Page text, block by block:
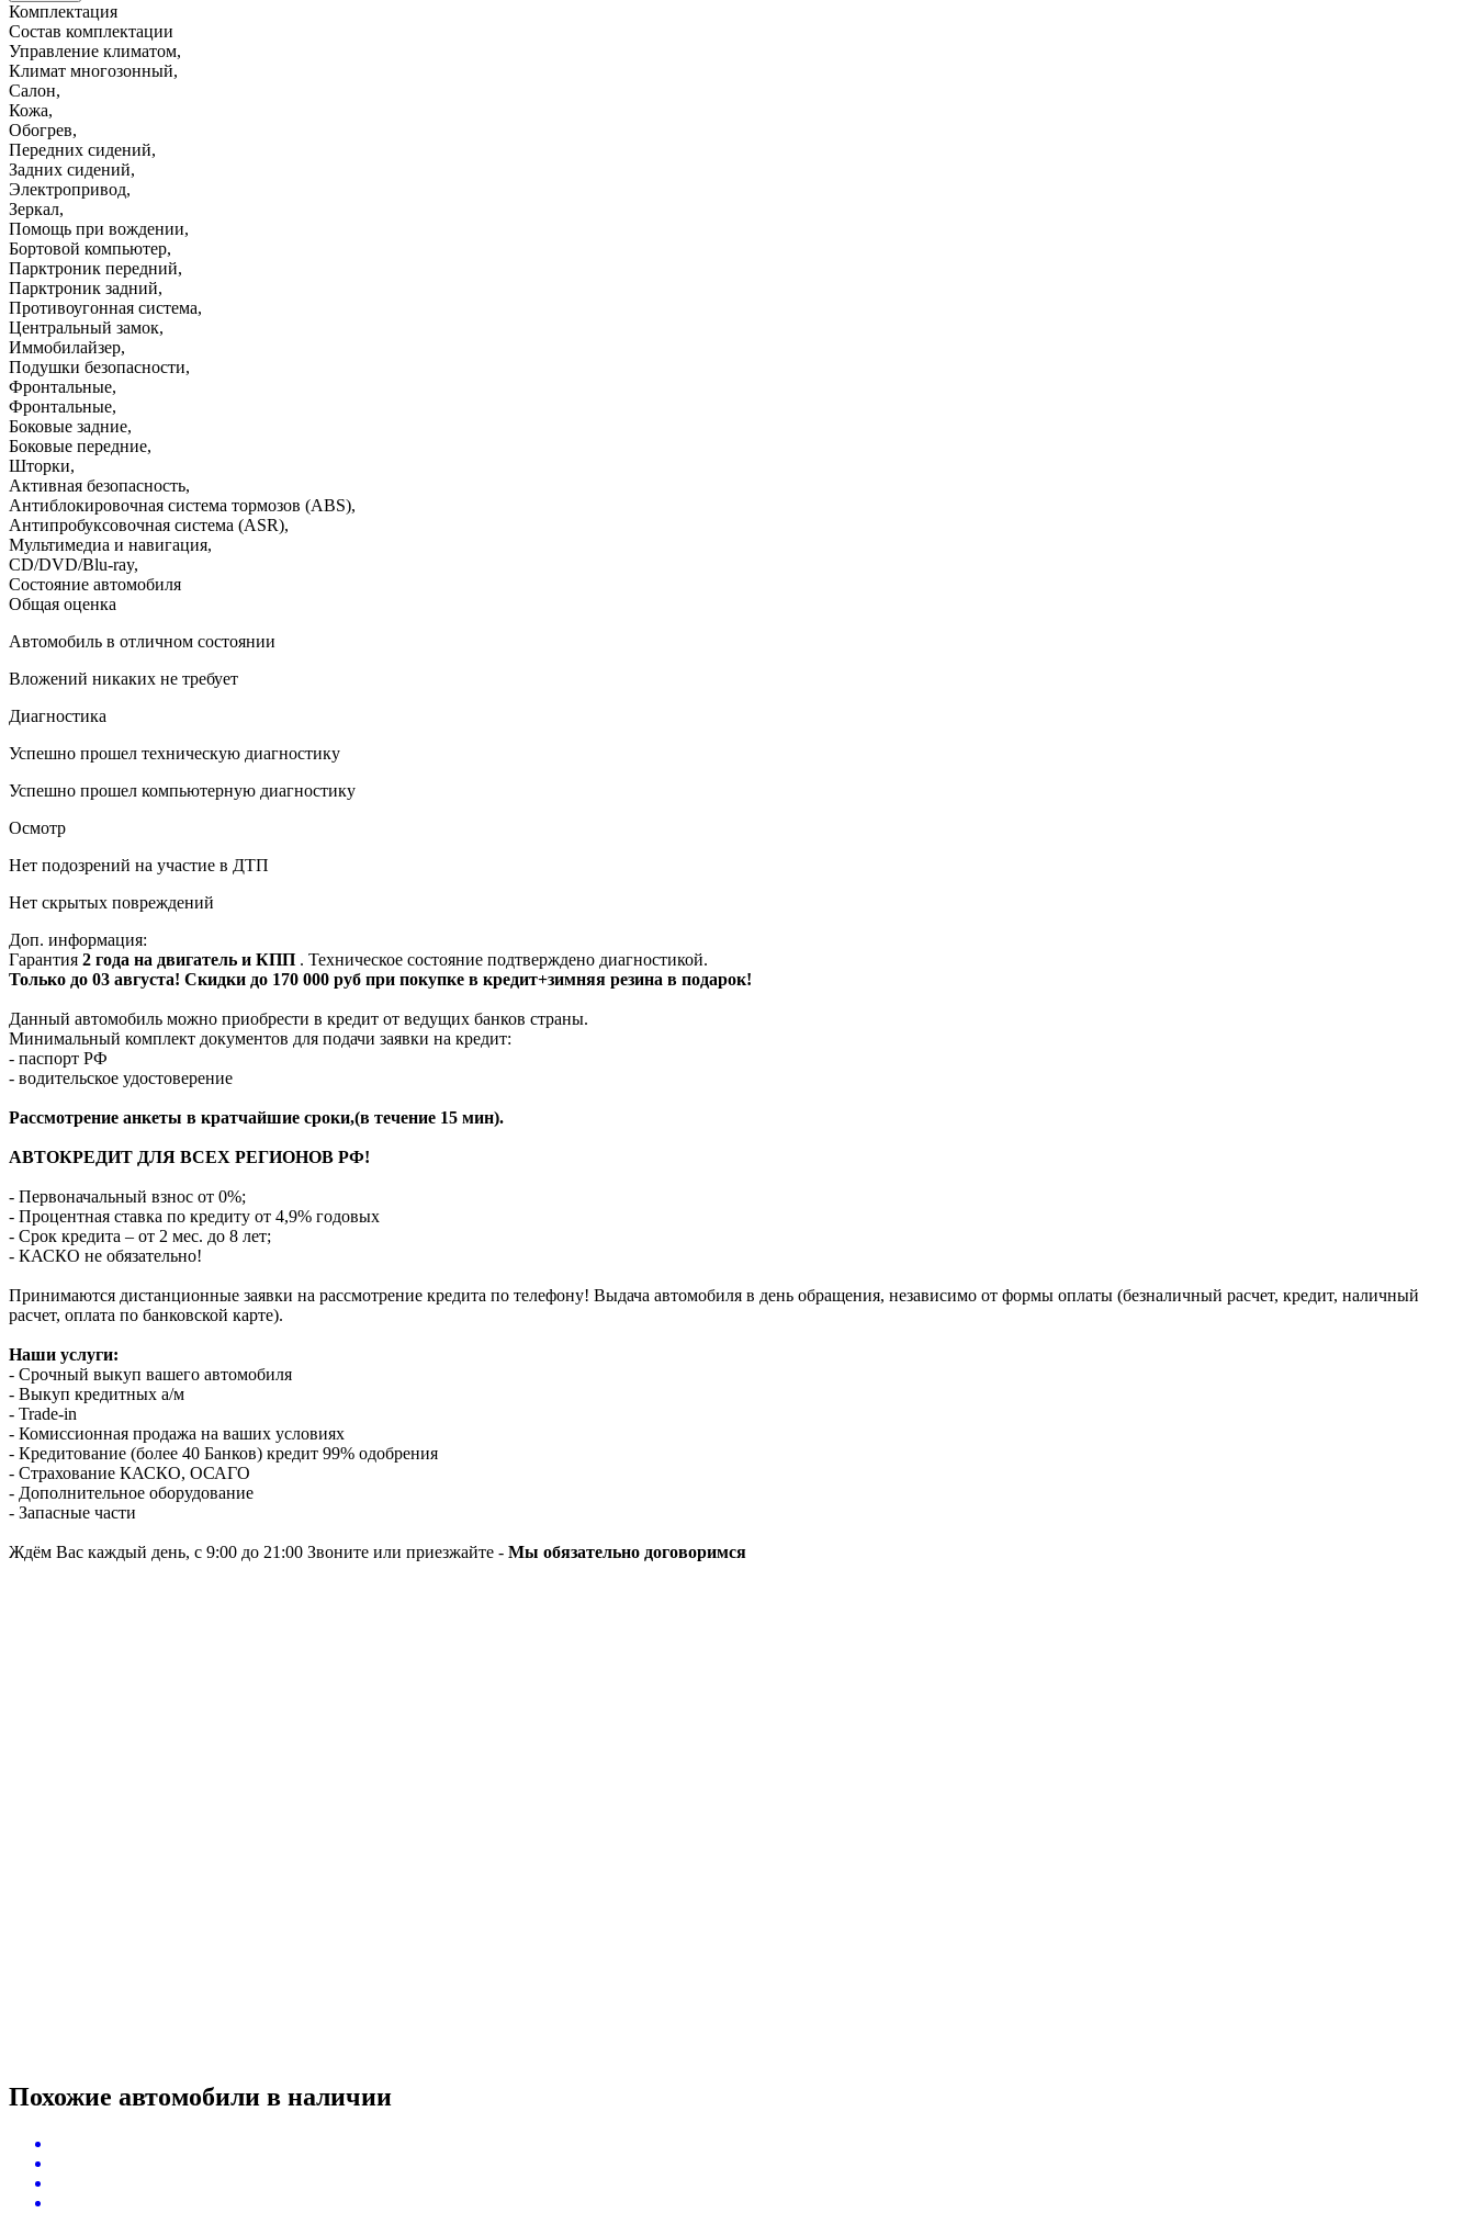
Комплектация
Состав комплектации
Управление климатом,
Климат многозонный,
Салон,
Кожа,
Обогрев,
Передних сидений,
Задних сидений,
Электропривод,
Зеркал,
Помощь при вождении,
Бортовой компьютер,
Парктроник передний,
Парктроник задний,
Противоугонная система,
Центральный замок,
Иммобилайзер,
Подушки безопасности,
Фронтальные,
Фронтальные,
Боковые задние,
Боковые передние,
Шторки,
Активная безопасность,
Антиблокировочная система тормозов (ABS),
Антипробуксовочная система (ASR),
Мультимедиа и навигация,
CD/DVD/Blu-ray,
Состояние автомобиля
Общая оценка
Автомобиль в отличном состоянии
Вложений никаких не требует
Диагностика
Успешно прошел техническую диагностику
Успешно прошел компьютерную диагностику
Осмотр
Нет подозрений на участие в ДТП
Нет скрытых повреждений
Доп. информация:
Гарантия 2 года на двигатель и КПП . Техническое состояние подтверждено диагностикой.
Только до 03 августа! Скидки до 170 000 руб при покупке в кредит+зимняя резина в подарок!
Данный автомобиль можно приобрести в кредит от ведущих банков страны.
Минимальный комплект документов для подачи заявки на кредит:
- паспорт РФ
- водительское удостоверение
Рассмотрение анкеты в кратчайшие сроки,(в течение 15 мин).
АВТОКРЕДИТ ДЛЯ ВСЕХ РЕГИОНОВ РФ!
- Первоначальный взнос от 0%;
- Процентная ставка по кредиту от 4,9% годовых
- Срок кредита – от 2 мес. до 8 лет;
- КАСКО не обязательно!
Принимаются дистанционные заявки на рассмотрение кредита по телефону! Выдача автомобиля в день обращения, независимо от формы оплаты (безналичный расчет, кредит, наличный
расчет, оплата по банковской карте).
Наши услуги:
- Срочный выкуп вашего автомобиля
- Выкуп кредитных а/м
- Trade-in
- Комиссионная продажа на ваших условиях
- Кредитование (более 40 Банков) кредит 99% одобрения
- Страхование КАСКО, ОСАГО
- Дополнительное оборудование
- Запасные части
Ждём Вас каждый день, с 9:00 до 21:00 Звоните или приезжайте - Мы обязательно договоримся
Похожие автомобили в наличии